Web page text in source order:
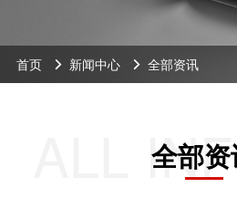
首页 新闻中心 全部资讯
ALL全部